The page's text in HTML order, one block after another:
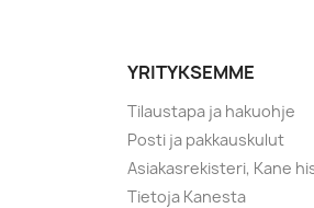
YRITYKSEMME
Tilaustapa ja hakuohje
Posti ja pakkauskulut
Asiakasrekisteri, Kane
Tietoja Kanesta